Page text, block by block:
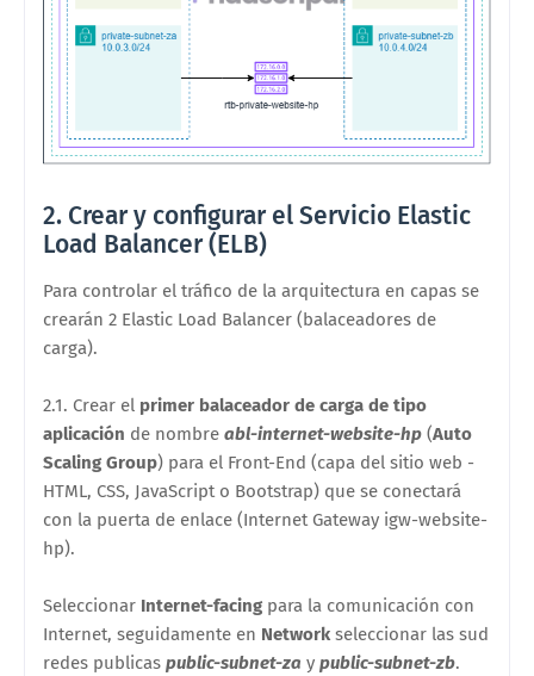
2. Crear y configurar el Servicio Elastic
Load Balancer (ELB)
Para controlar el tráfico de la arquitectura en capas se
crearán 2 Elastic Load Balancer (balaceadores de
carga).
2.1. Crear el primer balaceador de carga de tipo
aplicación de nombre abl-internet-website-hp (Auto
Scaling Group) para el Front-End (capa del sitio web -
HTML, CSS, JavaScript o Bootstrap) que se conectará
con la puerta de enlace (Internet Gateway igw-website-
hp).
Seleccionar Internet-facing para la comunicación con
Internet, seguidamente en Network seleccionar las sud
redes publicas public-subnet-za y public-subnet-zb.